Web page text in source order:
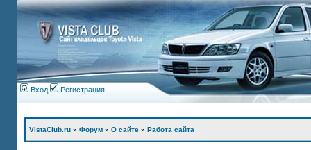
Вход Регистрация
VistaClub.ru » Форум » О сайте » Работа сайта